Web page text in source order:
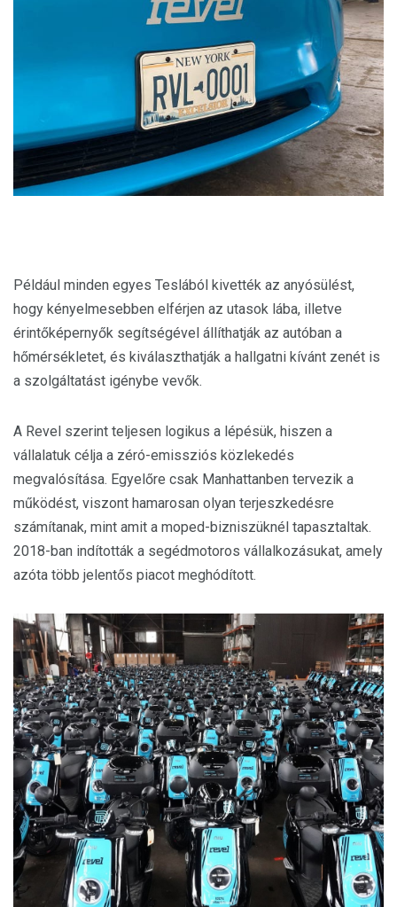
Például minden egyes Teslából kivették az anyósülést,
hogy kényelmesebben elférjen az utasok lába, illetve
érintőképernyők segítségével állíthatják az autóban a
hőmérsékletet, és kiválaszthatják a hallgatni kívánt zenét is
a szolgáltatást igénybe vevők.
A Revel szerint teljesen logikus a lépésük, hiszen a
vállalatuk célja a zéró-emissziós közlekedés
megvalósítása. Egyelőre csak Manhattanben tervezik a
működést, viszont hamarosan olyan terjeszkedésre
számítanak, mint amit a moped-bizniszüknél tapasztaltak.
2018-ban indították a segédmotoros vállalkozásukat, amely
azóta több jelentős piacot meghódított.